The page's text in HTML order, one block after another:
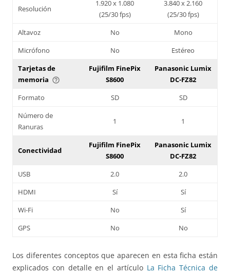
Resolución
1.920 x 1.080
(25/30 fps)
3.840 x 2.160
(25/30 fps)
Altavoz
No
Mono
Micrófono
No
Estéreo
Tarjetas de
memoria help_outline
Fujifilm FinePix
S8600
Panasonic Lumix
DC-FZ82
Formato
SD
SD
Número de
Ranuras
1 1
Conectividad
Fujifilm FinePix
S8600
Panasonic Lumix
DC-FZ82
USB
2.0
2.0
HDMI
Sí
Sí
Wi-Fi
No
Sí
GPS
No No
Los diferentes conceptos que aparecen en esta ficha están
explicados con detalle en el artículo La Ficha Técnica de